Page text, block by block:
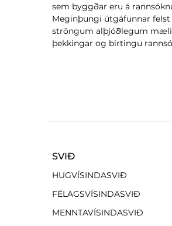
sem byggðar eru á
Meginþungi útgáfunnar
ströngum alþjóðlegum
þekkingar og birtingu
SVIÐ
HUGVÍSINDASVIÐ
FÉLAGSVÍSINDASVIÐ
MENNTAVÍSINDASVIÐ